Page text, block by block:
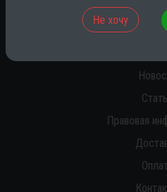
Правовая
Не хочу